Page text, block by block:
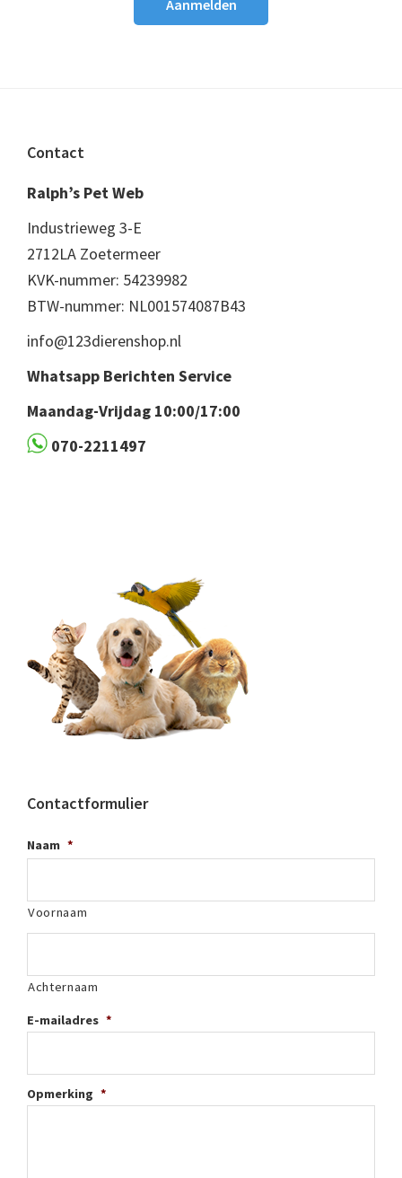
Footer
Contact
Ralph’s Pet Web
Industrieweg 3-E
2712LA Zoetermeer
KVK-nummer: 54239982
BTW-nummer: NL001574087B43
info@123dierenshop.nl
Whatsapp Berichten Service
Maandag-Vrijdag 10:00/17:00
070-2211497
Contactformulier
Naam *
Voornaam
Achternaam
E-mailadres *
Opmerking *